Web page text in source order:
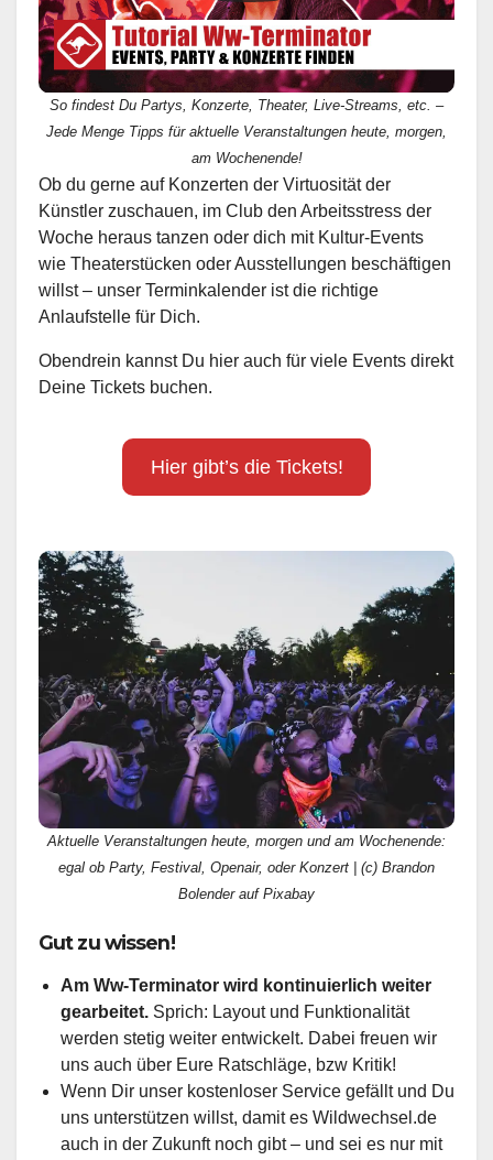
So findest Du Partys, Konzerte, Theater, Live-Streams, etc. –
Jede Menge Tipps für aktuelle Veranstaltungen heute, morgen,
am Wochenende!
Ob du gerne auf Konzerten der Virtuosität der
Künstler zuschauen, im Club den Arbeitsstress der
Woche heraus tanzen oder dich mit Kultur-Events
wie Theaterstücken oder Ausstellungen beschäftigen
willst – unser Terminkalender ist die richtige
Anlaufstelle für Dich.
Obendrein kannst Du hier auch für viele Events direkt
Deine Tickets buchen.
Hier gibt’s die Tickets!
Aktuelle Veranstaltungen heute, morgen und am Wochenende:
egal ob Party, Festival, Openair, oder Konzert | (c) Brandon
Bolender auf Pixabay
Gut zu wissen!
Am Ww-Terminator wird kontinuierlich weiter
gearbeitet. Sprich: Layout und Funktionalität
werden stetig weiter entwickelt. Dabei freuen wir
uns auch über Eure Ratschläge, bzw Kritik!
Wenn Dir unser kostenloser Service gefällt und Du
uns unterstützen willst, damit es Wildwechsel.de
auch in der Zukunft noch gibt – und sei es nur mit